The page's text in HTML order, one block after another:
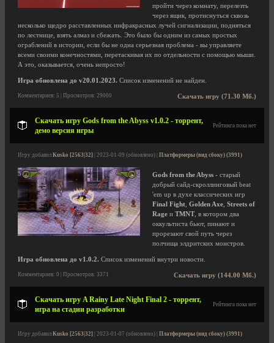
пройти через комнату, перелезть
через ящик, протиснуться сквозь
несколько щедро расставленных инфракрасных лучей сигнализации, подняться
по лестнице, взять алмаз и сбежать. Это было бы одним из самых простых
ограблений в истории, если бы не одна серьезная проблема - вы управляете
всеми своими конечностями, перетаскивая их по отдельности с помощью мыши.
А это, оказывается, очень непросто!
Игра обновлена до v20.01.2023. Список изменений не найден.
Скачать игру (71.30 Мб.)
Комментариев: 5 | Просмотров: 29000
Скачать игру Gods from the Abyss v1.0.2 - торрент,
демо версия игры
Рейтинга пока нет
Игру добавил Kusko [2563|32] | 2023-01-09 (обновлено) | Платформеры (вид сбоку) (3991)
Gods from the Abyss - старый
добрый сайд-скроллинговый beat
'em up в духе классических игр
Final Fight Golden Axe Streets of
Rage и TMNT, в котором два
оккультиста бьют, пинают и
прорезают свой путь через
полчища элдритских монстров.
Игра обновлена до v1.0.2. Список изменений внутри новости.
Скачать игру (144.00 Мб.)
Комментариев: 0 | Просмотров: 3371
Скачать игру A Rainy Late Night Final 2 - торрент,
игра на стадии разработки
Рейтинга пока нет
Игру добавил Kusko [2563|32] | 2023-01-07 (обновлено) | Платформеры (вид сбоку) (3991)